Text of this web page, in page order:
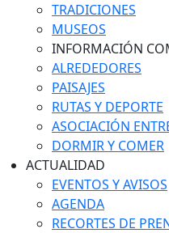
TRADICIONES
MUSEOS
INFORMACIÓN
ALREDEDORES
PAISAJES
RUTAS Y DEPORTE
ASOCIACIÓN
DORMIR Y COMER
ACTUALIDAD
EVENTOS Y AVISOS
AGENDA
RECORTES DE